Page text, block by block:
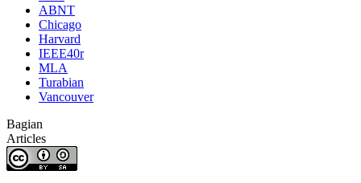
ABNT
Chicago
Harvard
IEEE40r
MLA
Turabian
Vancouver
Bagian
Articles